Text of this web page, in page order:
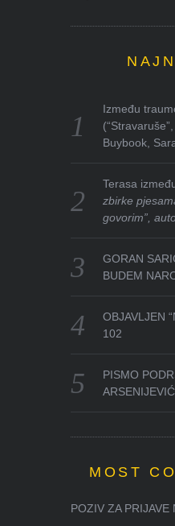
Između
Buybook,
Terasa
zbirke
govorim”,
GORAN
BUDEM
OBJAVLJEN
102
PISMO
MOST
POZIV ZA PRIJAVE